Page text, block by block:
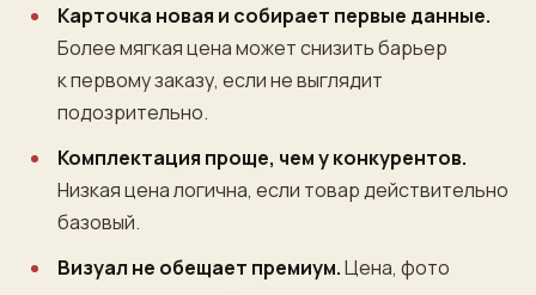
Карточка новая и собирает первые данные.
Более мягкая цена может снизить барьер
к первому заказу, если не выглядит
подозрительно.
Комплектация проще, чем у конкурентов.
Низкая цена логична, если товар действительно
базовый.
Визуал не обещает премиум.Цена, фото